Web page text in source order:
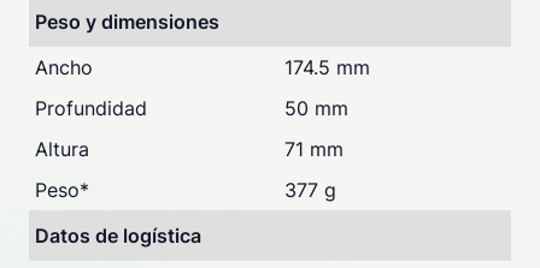
Peso y dimensiones
Ancho
174.5 mm
Profundidad
50 mm
Altura
71 mm
Peso*
377 g
Datos de logística